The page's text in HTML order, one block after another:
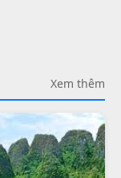
Xem thêm